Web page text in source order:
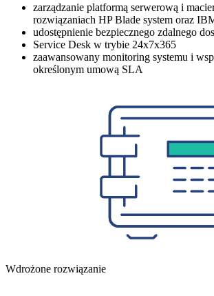
zarządzanie platformą serwerową i
rozwiązaniach HP Blade system oraz
udostępnienie bezpiecznego zdalnego
Service Desk w trybie 24x7x365
zaawansowany monitoring systemu i
określonym umową SLA
Wdrożone rozwiązanie